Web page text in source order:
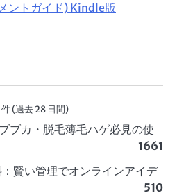
ントガイド) Kindle版
(過去 28 日間)
ブカ・脱毛薄毛ハゲ必見の使
1661
賢い管理でオンラインアイデ
510